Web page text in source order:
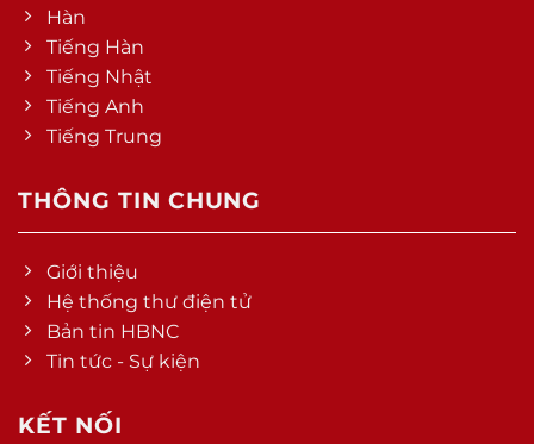
Hàn
Tiếng Hàn
Tiếng Nhật
Tiếng Anh
Tiếng Trung
THÔNG TIN CHUNG
Giới thiệu
Hệ thống thư điện tử
Bản tin HBNC
Tin tức - Sự kiện
KẾT NỐI